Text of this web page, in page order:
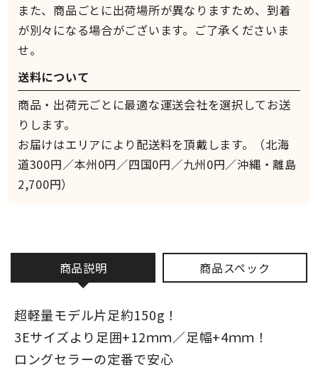
商品説明 商品スペック
超軽量モデル片足約150g！
3Eサイズより足囲+12ｍｍ／足幅+4ｍｍ！
ロングセラーの定番で安心
また、商品ごとに出荷場所が異なりますため、到着
が別々になる場合がございます。ご了承くださいま
せ。
送料について
商品・出荷元ごとに最適な運送会社を選択してお送
りします。
お届けはエリアにより配送料を頂戴します。（北海
道300円／本州0円／四国0円／九州0円／沖縄・離島
2,700円）